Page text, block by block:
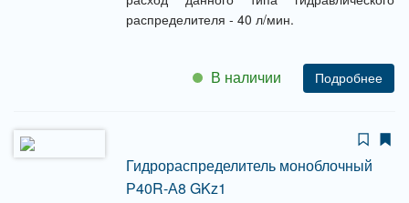
распределителя - 40 л/мин.
В наличии Подробнее
Гидрораспределитель моноблочный
Р40R-А8 GKz1